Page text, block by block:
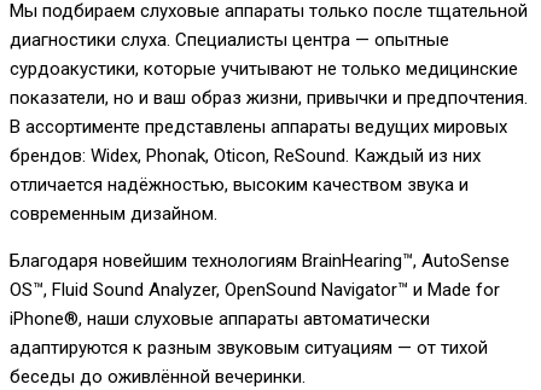
Мы подбираем слуховые аппараты только после тщательной
диагностики слуха. Специалисты центра — опытные
сурдоакустики, которые учитывают не только медицинские
показатели, но и ваш образ жизни, привычки и предпочтения.
В ассортименте представлены аппараты ведущих мировых
брендов: Widex, Phonak, Oticon, ReSound. Каждый из них
отличается надёжностью, высоким качеством звука и
современным дизайном.
Благодаря новейшим технологиям BrainHearing™, AutoSense
OS™, Fluid Sound Analyzer, OpenSound Navigator™ и Made for
iPhone®, наши слуховые аппараты автоматически
адаптируются к разным звуковым ситуациям — от тихой
беседы до оживлённой вечеринки.